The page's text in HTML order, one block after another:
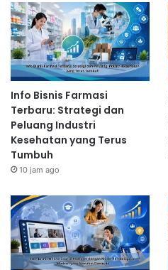
Info Bisnis Farmasi
Terbaru: Strategi dan
Peluang Industri
Kesehatan yang Terus
Tumbuh
10 jam ago